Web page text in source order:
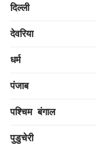
दिल्ली
देवरिया
धर्म
पंजाब
पश्चिम बंगाल
पुडुचेरी